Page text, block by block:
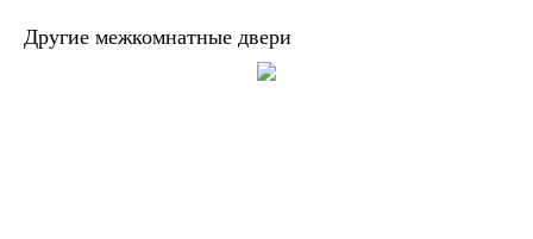
Другие межкомнатные двери